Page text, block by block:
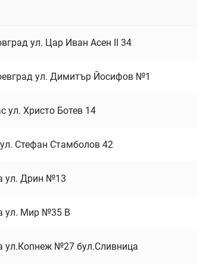
ул. Цар Иван Асен II 34
ул. Димитър Йосифов №1
ул. Христо Ботев 14
Стефан Стамболов 42
ул. Дрин №13
ул. Мир №35 В
ул.Копнеж №27 бул.Сливница